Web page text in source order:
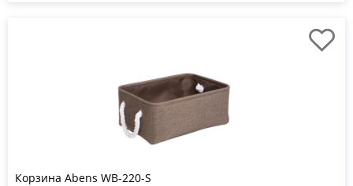
Корзина Abens WB-220-S